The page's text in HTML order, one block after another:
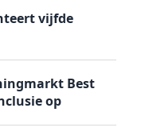
vijfde
Best
op